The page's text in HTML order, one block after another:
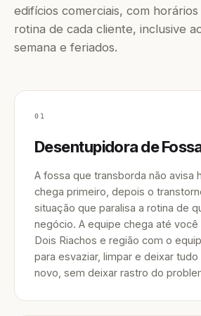
edifícios comerciais, com
rotina de cada cliente, inclusive
semana e feriados.
01
Desentupidora de
A fossa que transborda não avisa
chega primeiro, depois o
situação que paralisa a rotina de
negócio. A equipe chega até você
Dois Riachos e região com o
para esvaziar, limpar e deixar
novo, sem deixar rastro do